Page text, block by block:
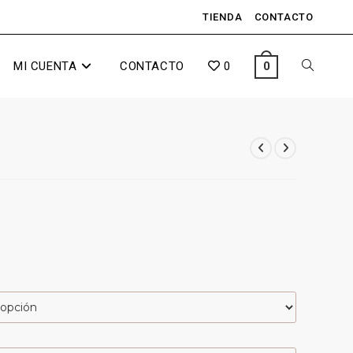
TIENDA CONTACTO
MI CUENTA CONTACTO 0 0